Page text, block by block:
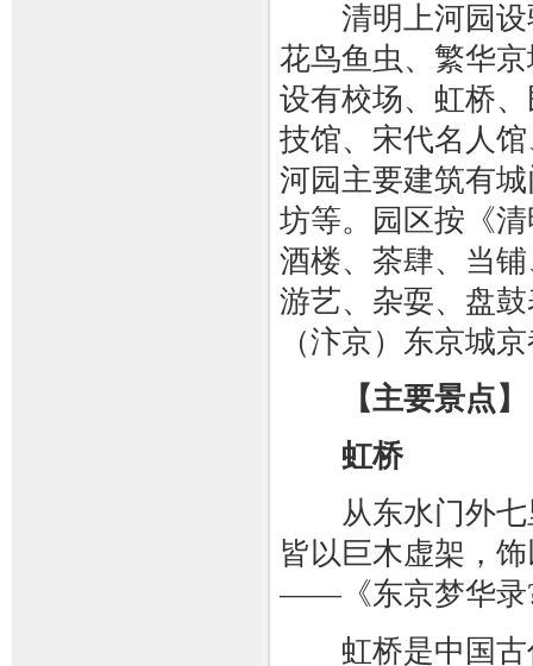
清明上河园设
花鸟鱼虫、繁华
设有校场、虹桥
技馆、宋代名人
河园主要建筑有
坊等。园区按《
酒楼、茶肆、当
游艺、杂耍、盘
（汴京）东京城
【主要景点】
虹桥
从东水门外七
皆以巨木虚架，
——《东京梦华录
虹桥是中国古